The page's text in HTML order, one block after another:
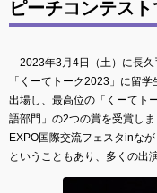
ピーチコンテス
2023年3月4日（土）に長久
「くーてトーク2023」に留
出場し、最高位の「くーてト
語部門」の2つの賞を受賞し
EXPO国際交流フェスタinな
ということもあり、多くの出